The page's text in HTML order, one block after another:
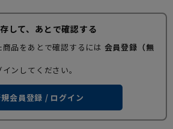
して、あとで確認する
品をあとで確認するには 会員登録（無
ンしてください。
会員登録 / ログイン